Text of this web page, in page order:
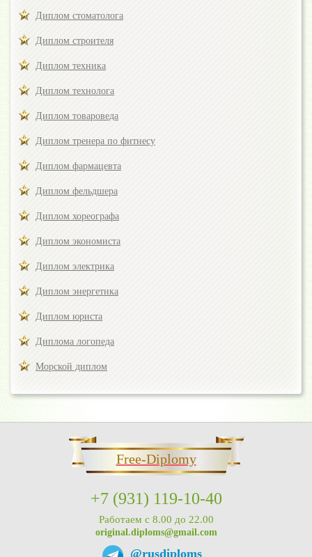
Диплом стоматолога
Диплом строителя
Диплом техника
Диплом технолога
Диплом товароведа
Диплом тренера по фитнесу
Диплом фармацевта
Диплом фельдшера
Диплом хореографа
Диплом экономиста
Диплом электрика
Диплом энергетика
Диплом юриста
Диплома логопеда
Морской диплом
Free-Diplomy
+7 (931) 119-10-40
Работаем с 8.00 до 22.00
original.diploms@gmail.com
@rusdiploms